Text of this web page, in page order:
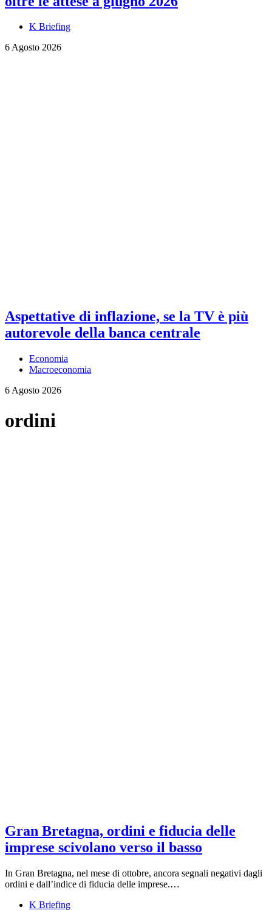
K Briefing
6 Agosto 2026
Aspettative di inflazione, se la TV è più
autorevole della banca centrale
Economia
Macroeconomia
6 Agosto 2026
ordini
Gran Bretagna, ordini e fiducia delle
imprese scivolano verso il basso
In Gran Bretagna, nel mese di ottobre, ancora segnali negativi dagli
ordini e dall’indice di fiducia delle imprese.…
K Briefing